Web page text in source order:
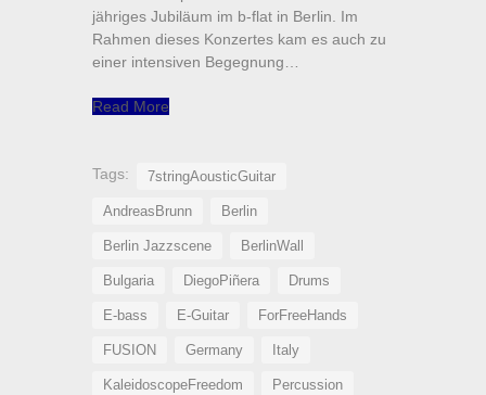
jähriges Jubiläum im b-flat in Berlin. Im
Rahmen dieses Konzertes kam es auch zu
einer intensiven Begegnung…
Read More
Tags: 7stringAousticGuitar
AndreasBrunn Berlin
Berlin Jazzscene BerlinWall
Bulgaria DiegoPiñera Drums
E-bass E-Guitar ForFreeHands
FUSION Germany Italy
KaleidoscopeFreedom Percussion